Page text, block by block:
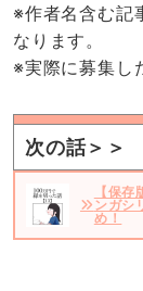
※作者名含む記
なります。
※実際に募集し
次の話＞＞
【保
ンガシ
め！